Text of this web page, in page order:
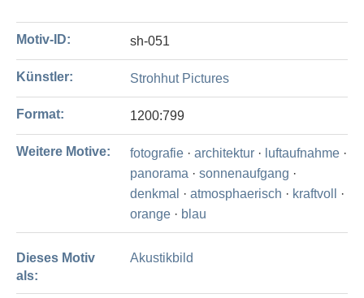
Motiv-ID: sh-051
Künstler: Strohhut Pictures
Format: 1200:799
Weitere Motive: fotografie · architektur · luftaufnahme ·
panorama · sonnenaufgang ·
denkmal
· atmosphaerisch · kraftvoll
·
orange · blau
Dieses Motiv
als:
Akustikbild